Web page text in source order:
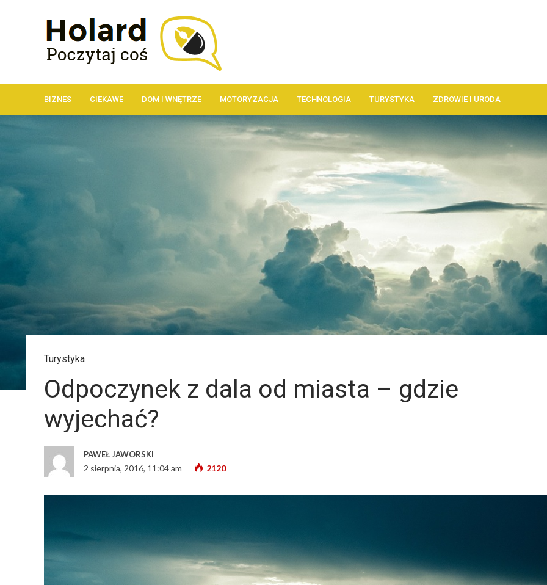
BIZNES CIEKAWE DOM I WNĘTRZE MOTORYZACJA TECHNOLOGIA TURYSTYKA ZDROWIE I URODA
Turystyka
Odpoczynek z dala od miasta – gdzie
wyjechać?
PAWEŁ JAWORSKI
2 sierpnia, 2016, 11:04 am 2120